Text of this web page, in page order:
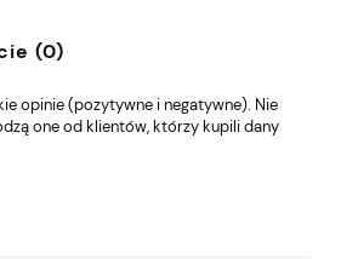
(0)
opinie (pozytywne i negatywne). Nie
one od klientów, którzy kupili dany